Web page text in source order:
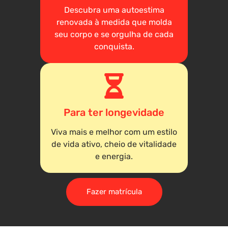
Descubra uma autoestima
renovada à medida que molda
seu corpo e se orgulha de cada
conquista.
Para ter longevidade
Viva mais e melhor com um estilo
de vida ativo, cheio de vitalidade
e energia.
Fazer matrícula